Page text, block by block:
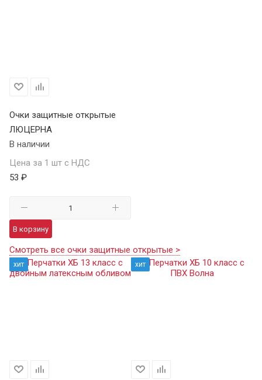
Очки защитные открытые
ЛЮЦЕРНА
В наличии
Цена за 1 шт с НДС
53 ₽
В корзину
Смотреть все очки защитные открытые >
хит хит